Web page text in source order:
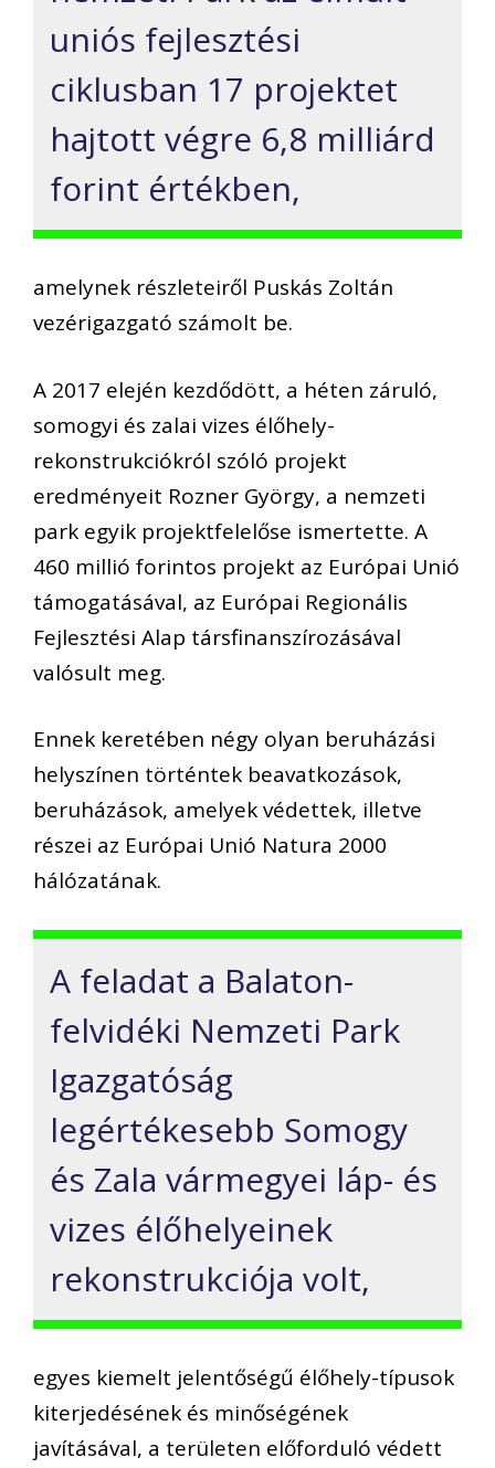
uniós fejlesztési
ciklusban 17 projektet
hajtott végre 6,8 milliárd
forint értékben,
amelynek részleteiről Puskás Zoltán
vezérigazgató számolt be.
A 2017 elején kezdődött, a héten záruló,
somogyi és zalai vizes élőhely-
rekonstrukciókról szóló projekt
eredményeit Rozner György, a nemzeti
park egyik projektfelelőse ismertette. A
460 millió forintos projekt az Európai Unió
támogatásával, az Európai Regionális
Fejlesztési Alap társfinanszírozásával
valósult meg.
Ennek keretében négy olyan beruházási
helyszínen történtek beavatkozások,
beruházások, amelyek védettek, illetve
részei az Európai Unió Natura 2000
hálózatának.
A feladat a Balaton-
felvidéki Nemzeti Park
Igazgatóság
legértékesebb Somogy
és Zala vármegyei láp- és
vizes élőhelyeinek
rekonstrukciója volt,
egyes kiemelt jelentőségű élőhely-típusok
kiterjedésének és minőségének
javításával, a területen előforduló védett